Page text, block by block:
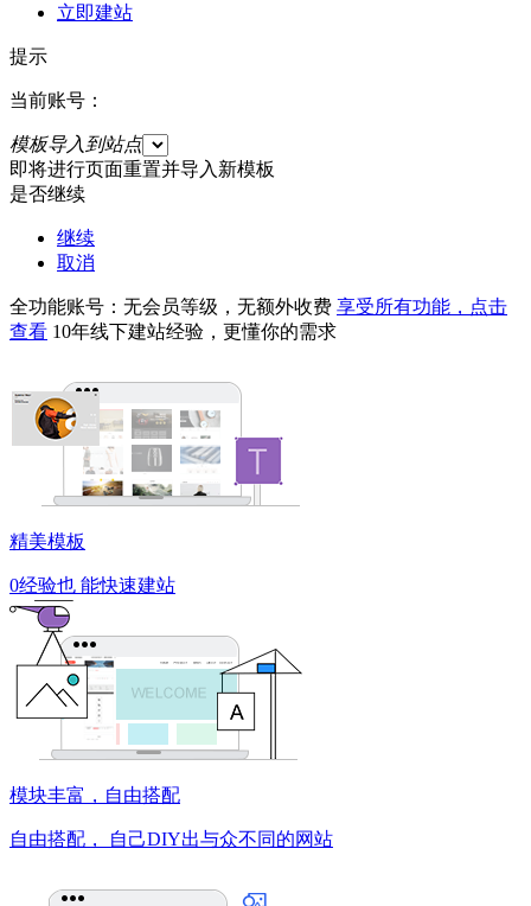
立即建站
提示
当前账号：
模板导入到站点
即将进行页面重置并导入新模板
是否继续
继续
取消
全功能账号：无会员等级，无额外收费 享受所有功能，点击
查看 10年线下建站经验，更懂你的需求
精美模板
0经验也 能快速建站
模块丰富，自由搭配
自由搭配， 自己DIY出与众不同的网站